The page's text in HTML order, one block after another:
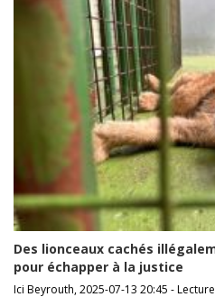
Des lionceaux cachés
pour échapper à la justice
Ici Beyrouth, 2025-07-13 20:45 -